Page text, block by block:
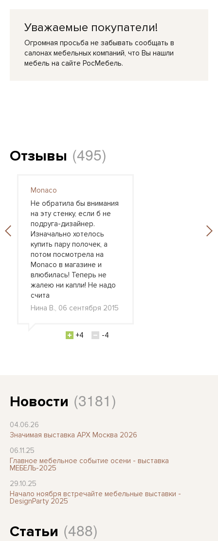
Уважаемые покупатели!
Огромная просьба не забывать сообщать в
салонах мебельных компаний, что Вы нашли
мебель на сайте РосМебель.
Отзывы (495)
Monaco
Не обратила бы внимания
на эту стенку, если б не
подруга-дизайнер.
Изначально хотелось
купить пару полочек, а
потом посмотрела на
Monaco в магазине и
влюбилась! Теперь не
жалею ни капли! Не надо
счита
Нина В., 06 сентября 2015
+4 -4
Новости (3181)
04.06.26
Значимая выставка АРХ Москва 2026
06.11.25
Главное мебельное событие осени - выставка
МЕБЕЛЬ-2025
29.10.25
Начало ноября встречайте мебельные выставки -
DesignParty 2025
Статьи (488)